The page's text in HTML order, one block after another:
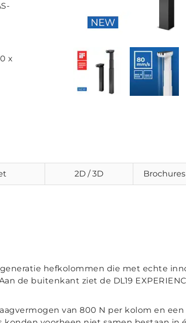
x
2D / 3D
hefkolommen die met echte
de buitenkant ziet de DL19
van 800 N per kolom en een